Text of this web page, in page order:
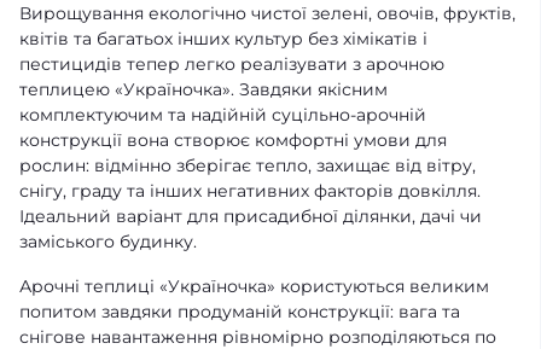
Вирощування екологічно чистої зелені, овочів, фруктів,
квітів та багатьох інших культур без хімікатів і
пестицидів тепер легко реалізувати з арочною
теплицею «Україночка». Завдяки якісним
комплектуючим та надійній суцільно-арочній
конструкції вона створює комфортні умови для
рослин: відмінно зберігає тепло, захищає від вітру,
снігу, граду та інших негативних факторів довкілля.
Ідеальний варіант для присадибної ділянки, дачі чи
заміського будинку.
Арочні теплиці «Україночка» користуються великим
попитом завдяки продуманій конструкції: вага та
снігове навантаження рівномірно розподіляються по